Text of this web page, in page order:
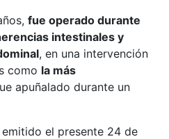
fue operado durante
intestinales y
, en una intervención
como la más
apuñalado durante un
el presente 24 de